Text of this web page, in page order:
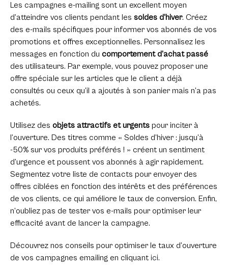
Les campagnes e-mailing sont un excellent moyen
d’atteindre vos clients pendant les soldes d’hiver. Créez
des e-mails spécifiques pour informer vos abonnés de vos
promotions et offres exceptionnelles. Personnalisez les
messages en fonction du comportement d’achat passé
des utilisateurs. Par exemple, vous pouvez proposer une
offre spéciale sur les articles que le client a déjà
consultés ou ceux qu’il a ajoutés à son panier mais n’a pas
achetés.
Utilisez des objets attractifs et urgentspour inciter à
l’ouverture. Des titres comme « Soldes d’hiver : jusqu’à
-50% sur vos produits préférés ! » créent un sentiment
d’urgence et poussent vos abonnés à agir rapidement.
Segmentez votre liste de contacts pour envoyer des
offres ciblées en fonction des intérêts et des préférences
de vos clients, ce qui améliore le taux de conversion. Enfin,
n’oubliez pas de tester vos e-mails pour optimiser leur
efficacité avant de lancer la campagne.
Découvrez nos conseils pour optimiser le taux d’ouverture
de vos campagnes emailing en cliquant ici.